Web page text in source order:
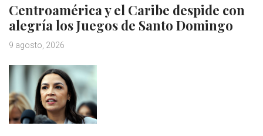
Centroamérica y el Caribe despide con
alegría los Juegos de Santo Domingo
9 agosto, 2026